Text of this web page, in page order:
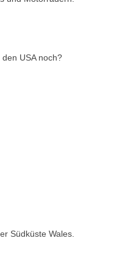
USA noch?
Südküste Wales.